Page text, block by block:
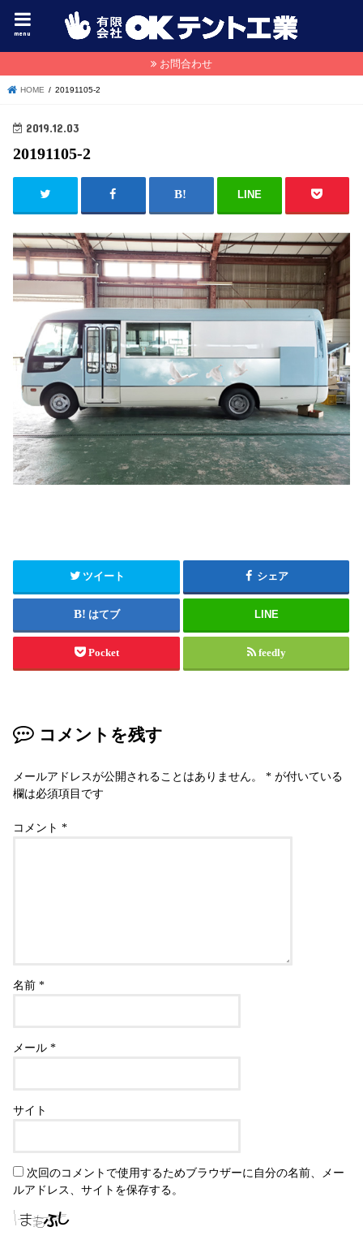
menu
お問合わせ
HOME 20191105-2
2019.12.03
20191105-2
LINE
ツイート シェア
はてブ LINE
Pocket feedly
コメントを残す
メールアドレスが公開されることはありません。 * が付いている
欄は必須項目です
コメント*
名前*
メール*
サイト
次回のコメントで使用するためブラウザーに自分の名前、メー
ルアドレス、サイトを保存する。